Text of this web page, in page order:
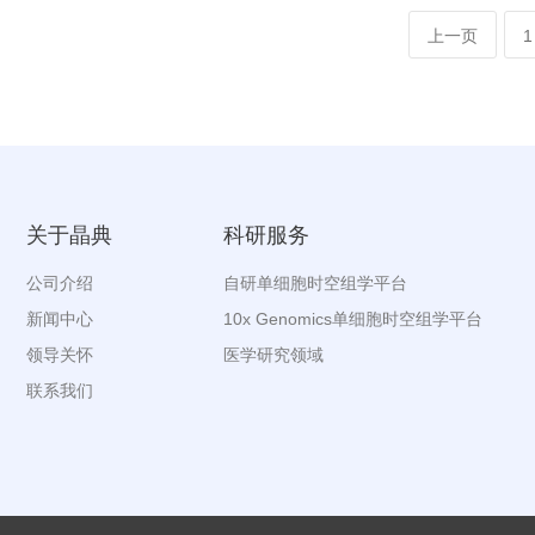
上一页 1
关于晶典
公司介绍
新闻中心
领导关怀
联系我们
科研服务
自研单细胞时空组学平台
10x Genomics单细胞时空组学平台
医学研究领域